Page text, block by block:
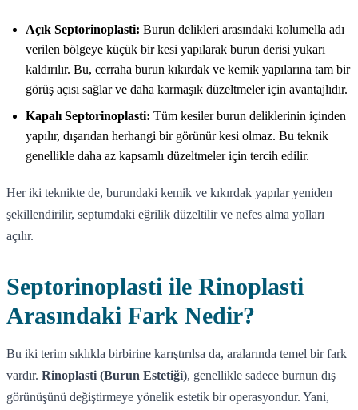
Açık Septorinoplasti: Burun delikleri arasındaki kolumella adı
verilen bölgeye küçük bir kesi yapılarak burun derisi yukarı
kaldırılır. Bu, cerraha burun kıkırdak ve kemik yapılarına tam bir
görüş açısı sağlar ve daha karmaşık düzeltmeler için avantajlıdır.
Kapalı Septorinoplasti: Tüm kesiler burun deliklerinin içinden
yapılır, dışarıdan herhangi bir görünür kesi olmaz. Bu teknik
genellikle daha az kapsamlı düzeltmeler için tercih edilir.
Her iki teknikte de, burundaki kemik ve kıkırdak yapılar yeniden
şekillendirilir, septumdaki eğrilik düzeltilir ve nefes alma yolları
açılır.
Septorinoplasti ile Rinoplasti
Arasındaki Fark Nedir?
Bu iki terim sıklıkla birbirine karıştırılsa da, aralarında temel bir fark
vardır. Rinoplasti (Burun Estetiği), genellikle sadece burnun dış
görünüşünü değiştirmeye yönelik estetik bir operasyondur. Yani,